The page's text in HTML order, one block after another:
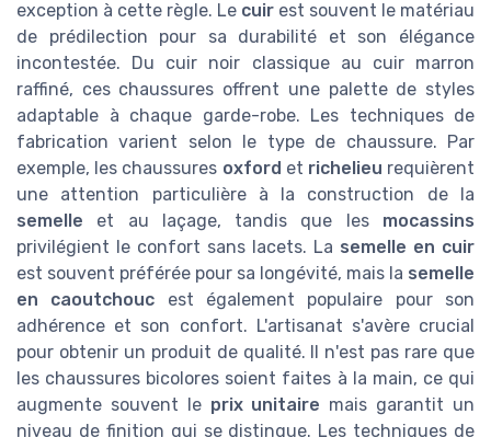
exception à cette règle. Le cuir est souvent le matériau
de prédilection pour sa durabilité et son élégance
incontestée. Du cuir noir classique au cuir marron
raffiné, ces chaussures offrent une palette de styles
adaptable à chaque garde-robe. Les techniques de
fabrication varient selon le type de chaussure. Par
exemple, les chaussures oxford et richelieu requièrent
une attention particulière à la construction de la
semelle et au laçage, tandis que les mocassins
privilégient le confort sans lacets. La semelle en cuir
est souvent préférée pour sa longévité, mais la semelle
en caoutchouc est également populaire pour son
adhérence et son confort. L'artisanat s'avère crucial
pour obtenir un produit de qualité. Il n'est pas rare que
les chaussures bicolores soient faites à la main, ce qui
augmente souvent le prix unitaire mais garantit un
niveau de finition qui se distingue. Les techniques de